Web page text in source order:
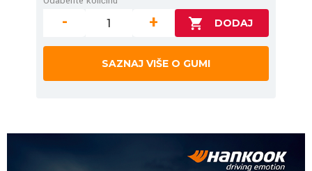
- +
SAZNAJ VIŠE O GUMI